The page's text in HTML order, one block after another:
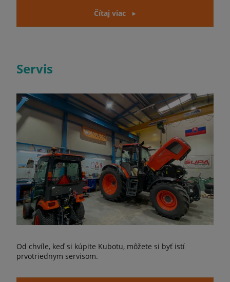
Čítaj viac
Servis
Od chvíle, keď si kúpite Kubotu, môžete si byť istí
prvotriednym servisom.